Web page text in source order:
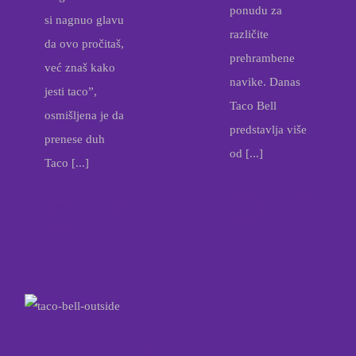
si nagnuo glavu
da ovo pročitaš,
već znaš kako
jesti taco”,
osmišljena je da
prenese duh
Taco [...]
ponudu za
različite
prehrambene
navike. Danas
Taco Bell
predstavlja više
od [...]